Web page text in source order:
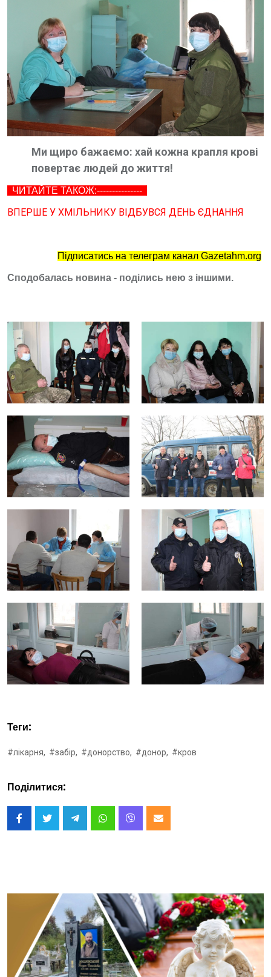
Ми щиро бажаємо: хай кожна крапля крові
повертає людей до життя!
ЧИТАЙТЕ ТАКОЖ:---------------
ВПЕРШЕ У ХМІЛЬНИКУ ВІДБУВСЯ ДЕНЬ ЄДНАННЯ
Підписатись на телеграм канал Gazetahm.org
Сподобалась новина - поділись нею з іншими.
Теги:
#лікарня, #забір, #донорство, #донор, #кров
Поділитися: